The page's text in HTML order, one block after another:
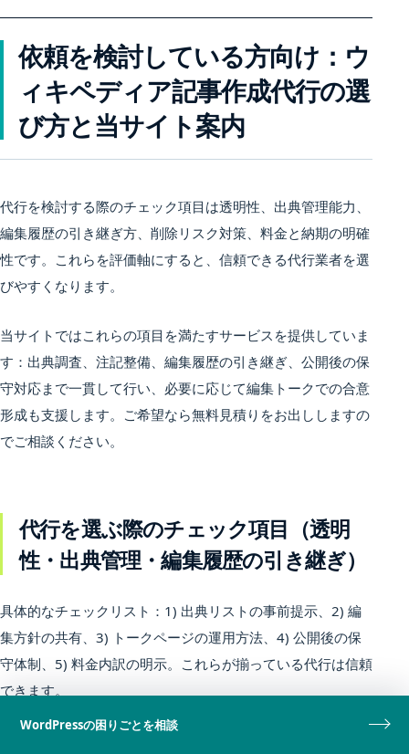
依頼を検討している方向け：ウ
ィキペディア記事作成代行の選
び方と当サイト案内
代行を検討する際のチェック項目は透明性、出典管理能力、
編集履歴の引き継ぎ方、削除リスク対策、料金と納期の明確
性です。これらを評価軸にすると、信頼できる代行業者を選
びやすくなります。
当サイトではこれらの項目を満たすサービスを提供していま
す：出典調査、注記整備、編集履歴の引き継ぎ、公開後の保
守対応まで一貫して行い、必要に応じて編集トークでの合意
形成も支援します。ご希望なら無料見積りをお出ししますの
でご相談ください。
代行を選ぶ際のチェック項目（透明
性・出典管理・編集履歴の引き継ぎ）
具体的なチェックリスト：1) 出典リストの事前提示、2) 編
集方針の共有、3) トークページの運用方法、4) 公開後の保
守体制、5) 料金内訳の明示。これらが揃っている代行は信頼
できます。
WordPressの困りごとを相談